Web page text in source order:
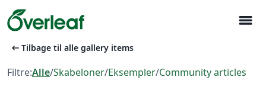
menu
arrow_left_alt Tilbage til alle gallery items
Filtre:Alle/Skabeloner/Eksempler/Community articles